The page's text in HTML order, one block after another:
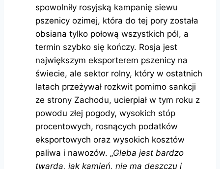
spowolniły rosyjską kampanię siewu
pszenicy ozimej, która do tej pory została
obsiana tylko połową wszystkich pól, a
termin szybko się kończy. Rosja jest
największym eksporterem pszenicy na
świecie, ale sektor rolny, który w ostatnich
latach przeżywał rozkwit pomimo sankcji
ze strony Zachodu, ucierpiał w tym roku z
powodu złej pogody, wysokich stóp
procentowych, rosnących podatków
eksportowych oraz wysokich kosztów
paliwa i nawozów. „Gleba jest bardzo
twarda, jak kamień, nie ma deszczu i